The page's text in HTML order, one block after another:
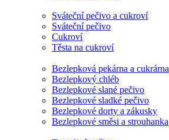
Sváteční pečivo a cukroví
Sváteční pečivo
Cukroví
Těsta na cukroví
Bezlepková pekárna a cukrárna
Bezlepkový chléb
Bezlepkové slané pečivo
Bezlepkové sladké pečivo
Bezlepkové dorty a zákusky
Bezlepkové směsi a strouhanka